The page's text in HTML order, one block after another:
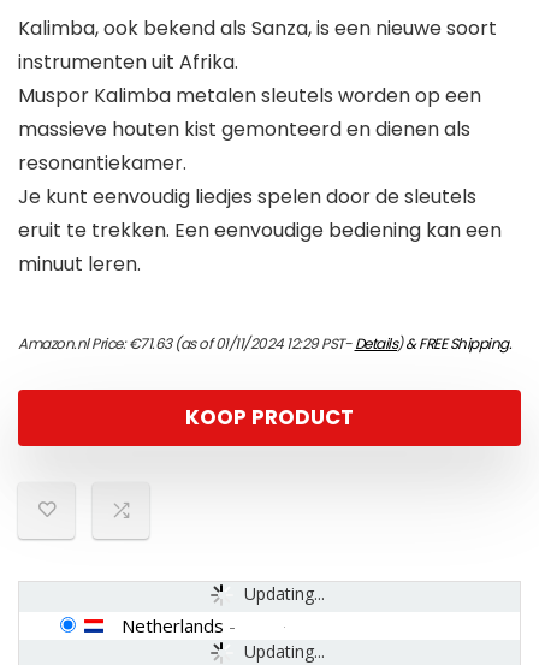
Kalimba, ook bekend als Sanza, is een nieuwe soort
instrumenten uit Afrika.
Muspor Kalimba metalen sleutels worden op een
massieve houten kist gemonteerd en dienen als
resonantiekamer.
Je kunt eenvoudig liedjes spelen door de sleutels
eruit te trekken. Een eenvoudige bediening kan een
minuut leren.
Amazon.nl Price:€71.63(as of 01/11/2024 12:29 PST-Details)&FREE Shipping.
KOOP PRODUCT
Updating...
Updating...
Netherlands -